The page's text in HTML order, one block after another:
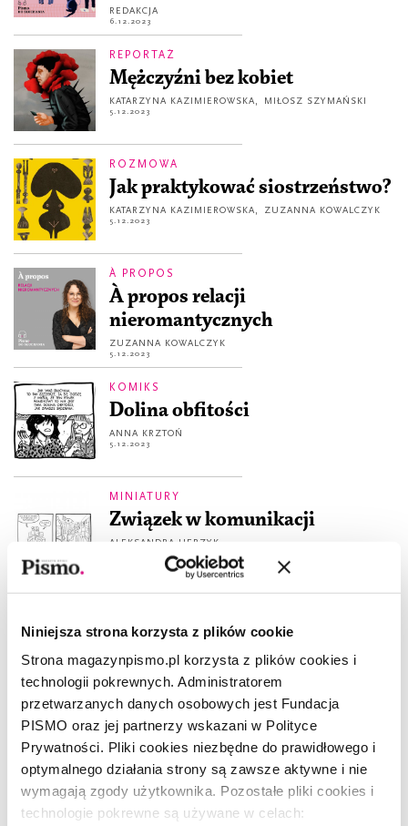
Niniejsza strona korzysta z plików cookie
Strona magazynpismo.pl korzysta z plików cookies i
technologii pokrewnych. Administratorem
przetwarzanych danych osobowych jest Fundacja
PISMO oraz jej partnerzy wskazani w Polityce
Prywatności. Pliki cookies niezbędne do prawidłowego i
optymalnego działania strony są zawsze aktywne i nie
wymagają zgody użytkownika. Pozostałe pliki cookies i
technologie pokrewne są używane w celach:
REDAKCJA
6.12.2023
REPORTAŻ
Mężczyźni bez kobiet
KATARZYNA KAZIMIEROWSKA, MIŁOSZ SZYMAŃSKI
5.12.2023
ROZMOWA
Jak praktykować siostrzeństwo?
KATARZYNA KAZIMIEROWSKA, ZUZANNA KOWALCZYK
5.12.2023
À PROPOS
À propos relacji
nieromantycznych
ZUZANNA KOWALCZYK
5.12.2023
KOMIKS
Dolina obfitości
ANNA KRZTOŃ
5.12.2023
MINIATURY
Związek w komunikacji
ALEKSANDRA HERZYK
Maria, the love story
5.12.2023
CZYTAJ
Początek czegoś. Fragment
książki „W lasach ludzkiego
serca”
ANTJE STRUBEL
28.09.2023